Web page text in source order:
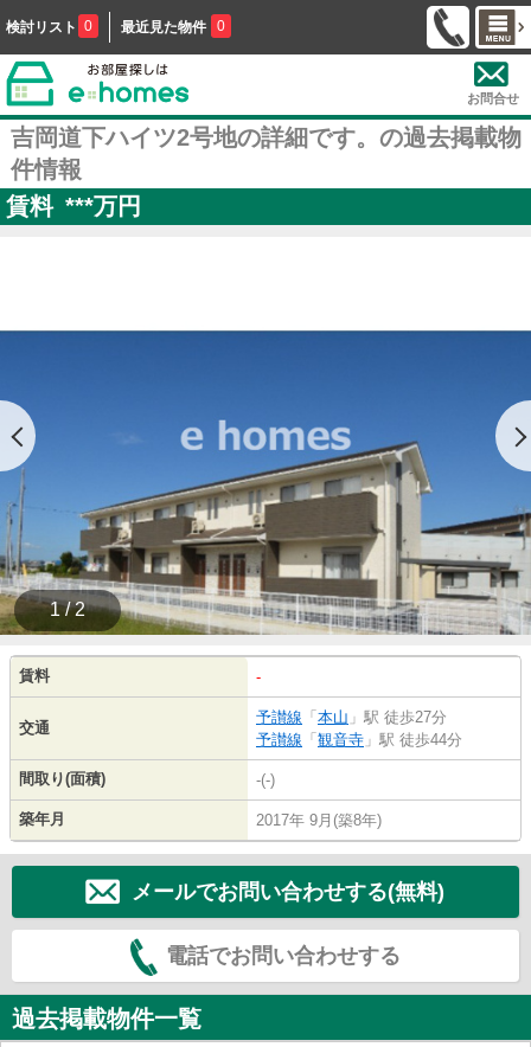
検討リスト 0 最近見た物件 0
お問合せ
吉岡道下ハイツ2号地の詳細です。の過去掲載物
件情報
賃料 ***万円
1 / 2
賃料 -
交通
予讃線 「 本山 」駅 徒歩27分
予讃線 「 観音寺 」駅 徒歩44分
間取り(面積) -(-)
築年月 2017年 9月(築8年)
メールでお問い合わせする(無料)
電話でお問い合わせする
過去掲載物件一覧